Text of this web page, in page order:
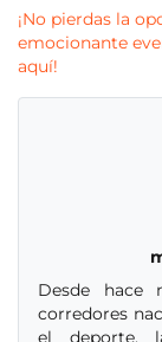
¡No pierdas la
emocionante
aquí!
Desde hace
corredores
el deporte,